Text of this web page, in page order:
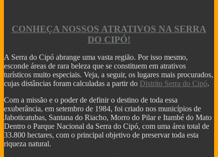
COMO DECLARAR IMÓVEIS NO IMPOSTO DE
RENDA
MINISTÉRIO DO TURISMO INVESTE 955 MIL NO
PARNACIPÓ
OBRAS DE MELHORIAS DO PARQUE NACIONAL
DO CIPÓ
PARNA CIPÓ INAUGURA NOVO ESPAÇO PARA
VISITANTES
IMÓVEL COM EXCLUSIVIDADE - VENDA RÁPIDO
IMÓVEI
CASAS PRÉ-FABRICADAS MAIS BARATAS E
RÁPIDAS
Valor máximo imóvel pago FGTS sobe para R$ 750000
AS 10 LEIS DO INVESTIMENTO EM IMÓVEIS
VALE A PENA INVESTIR EM LOTES?
CONHEÇA NOSSOS ATRATIVOS NA SERRA
DO CIPÓ!
A Serra do Cipó abrange uma vasta região. Por isso mesmo,
esconde áreas de rara beleza que se constituem em atrativos
turísticos muito especiais. Veja, a seguir, os lugares mais procurados,
cujas distâncias foram calculadas a partir do Distrito Serra do Cipó.
Com a missão e o poder de definir o destino de toda essa
exuberância, em setembro de 1984, foi criado nos municípios de
Jaboticatubas, Santana do Riacho, Morro do Pilar e Itambé do Mato
Dentro o Parque Nacional da Serra do Cipó, com uma área total de
33.800 hectares, com o principal objetivo de preservar toda esta
riqueza natural.